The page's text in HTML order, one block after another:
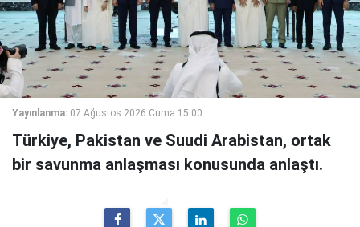
Yayınlanma: 07 Ağustos 2026 Cuma 15:00
Türkiye, Pakistan ve Suudi Arabistan, ortak
bir savunma anlaşması konusunda anlaştı.